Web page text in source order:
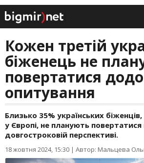
Кожен третій
біженець не
повертатися
опитування
Близько 35% українських
у Європі, не планують повертатися
довгостроковій перспективі.
18 жовтня 2024, 15:30 | Автор: Мальцева